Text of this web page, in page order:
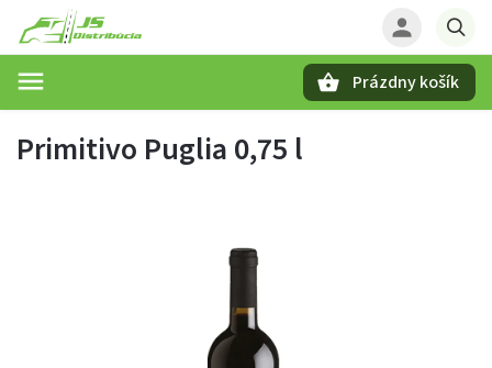
Prázdny košík
Primitivo Puglia 0,75 l